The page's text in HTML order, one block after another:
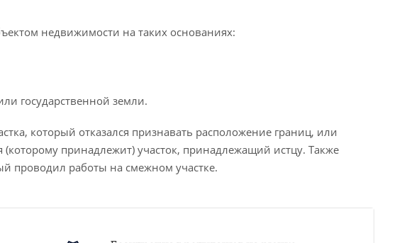
недвижимости на таких основаниях:
государственной земли.
который отказался признавать расположение границ, или
принадлежит) участок, принадлежащий истцу. Также
проводил работы на смежном участке.